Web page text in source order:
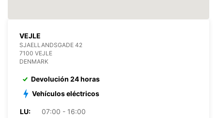
VEJLE
SJAELLANDSGADE 42
7100 VEJLE
DENMARK
Devolución 24 horas
Vehículos eléctricos
LU:
07:00 - 16:00